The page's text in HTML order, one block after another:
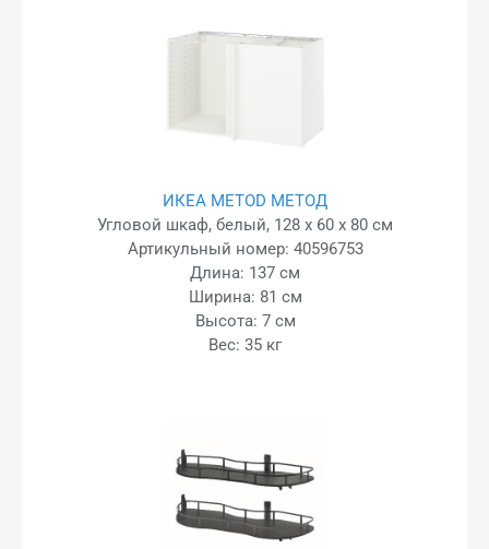
ИКЕА METOD МЕТОД
Угловой шкаф, белый, 128 x 60 x 80 см
Артикульный номер: 40596753
Длина: 137 см
Ширина: 81 см
Высота: 7 см
Вес: 35 кг